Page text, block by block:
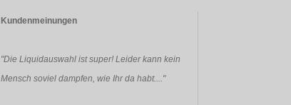
Kundenmeinungen
"Die Liquidauswahl ist super! Leider kann kein
Mensch soviel dampfen, wie Ihr da habt...."